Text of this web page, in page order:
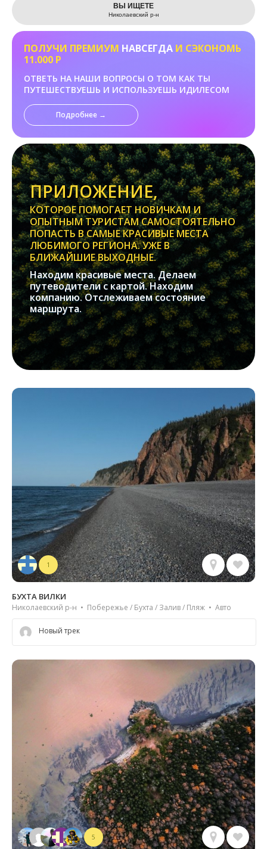
ВЫ ИЩЕТЕ
Николаевский р-н
ПОЛУЧИ ПРЕМИУМ НАВСЕГДА И СЭКОНОМЬ
11.000 Р
ОТВЕТЬ НА НАШИ ВОПРОСЫ О ТОМ КАК ТЫ
ПУТЕШЕСТВУЕШЬ И ИСПОЛЬЗУЕШЬ ИДИЛЕСОМ
Подробнее →
ПРИЛОЖЕНИЕ,
КОТОРОЕ ПОМОГАЕТ НОВИЧКАМ И
ОПЫТНЫМ ТУРИСТАМ САМОСТОЯТЕЛЬНО
ПОПАСТЬ В САМЫЕ КРАСИВЫЕ МЕСТА
ЛЮБИМОГО РЕГИОНА. УЖЕ В
БЛИЖАЙШИЕ ВЫХОДНЫЕ.
Находим красивые места. Делаем
путеводители с картой. Находим
компанию. Отслеживаем состояние
маршрута.
1
БУХТА ВИЛКИ
Николаевский р-н • Побережье / Бухта / Залив / Пляж • Авто
Новый трек
5